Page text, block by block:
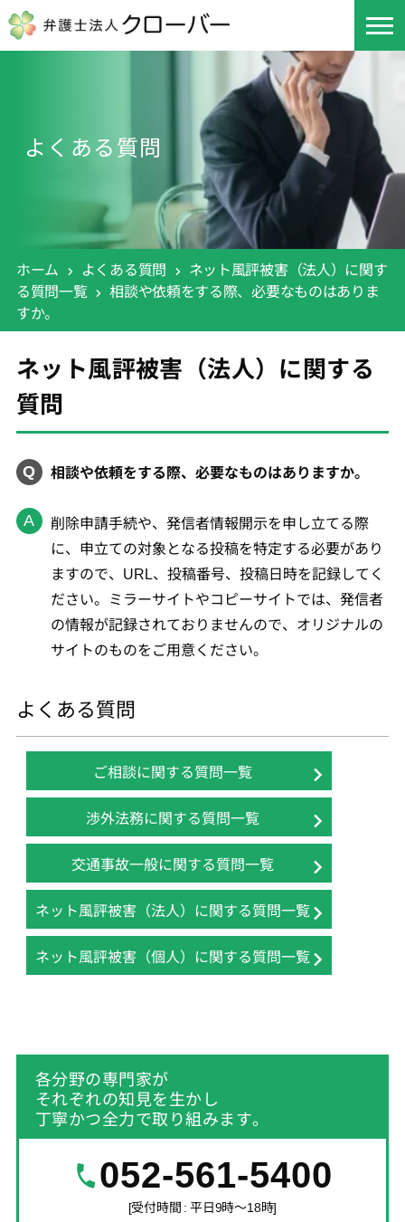
よくある質問
ホーム よくある質問
ネット風評被害（法人）に関す
る質問一覧
相談や依頼をする際、必要なものはありま
すか。
ネット風評被害（法人）に関する
質問
相談や依頼をする際、必要なものはありますか。
削除申請手続や、発信者情報開示を申し立てる際
に、申立ての対象となる投稿を特定する必要があり
ますので、URL、投稿番号、投稿日時を記録してく
ださい。ミラーサイトやコピーサイトでは、発信者
の情報が記録されておりませんので、オリジナルの
サイトのものをご用意ください。
よくある質問
ご相談に関する質問一覧
渉外法務に関する質問一覧
交通事故一般に関する質問一覧
ネット風評被害（法人）に関する質問一覧
ネット風評被害（個人）に関する質問一覧
各分野の専門家が
それぞれの知見を生かし
丁寧かつ全力で取り組みます。
052-561-5400
[受付時間 : 平日9時～18時]